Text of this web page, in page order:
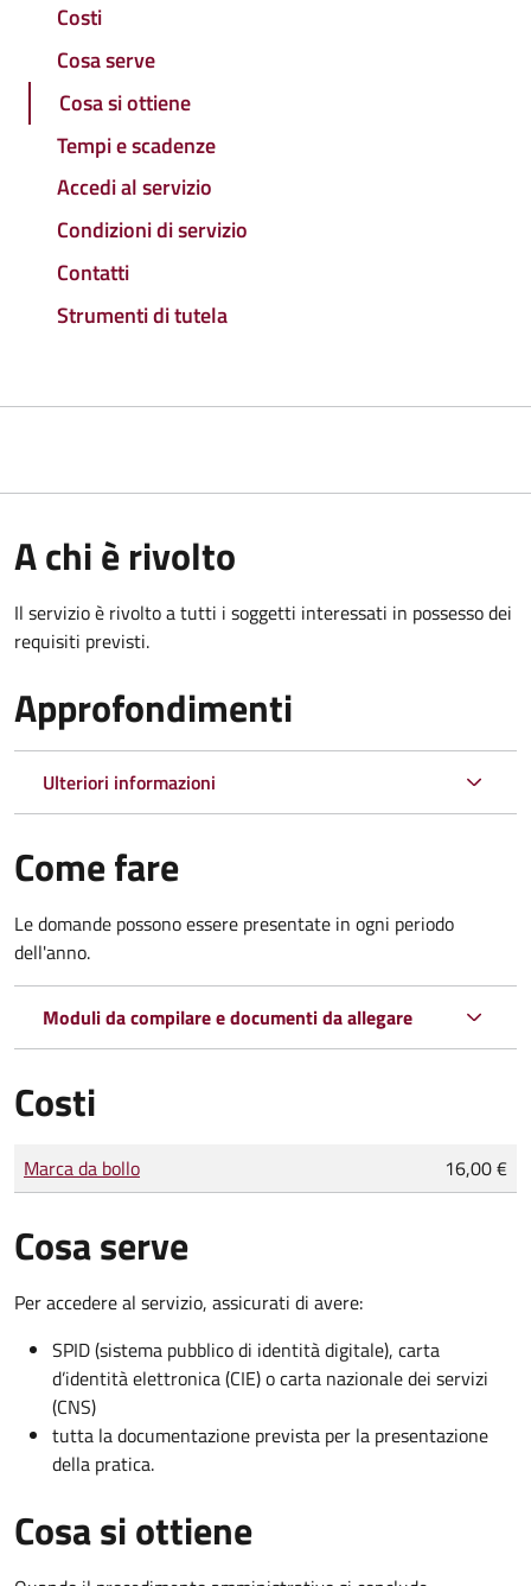
Costi
Cosa serve
Cosa si ottiene
Tempi e scadenze
Accedi al servizio
Condizioni di servizio
Contatti
Strumenti di tutela
A chi è rivolto
Il servizio è rivolto a tutti i soggetti interessati in possesso dei
requisiti previsti.
Approfondimenti
Ulteriori informazioni
Come fare
Le domande possono essere presentate in ogni periodo
dell'anno.
Moduli da compilare e documenti da allegare
Costi
Tipo di pagamento
Importo
Marca da bollo 16,00 €
Cosa serve
Per accedere al servizio, assicurati di avere:
SPID (sistema pubblico di identità digitale), carta
d’identità elettronica (CIE) o carta nazionale dei servizi
(CNS)
tutta la documentazione prevista per la presentazione
della pratica.
Cosa si ottiene